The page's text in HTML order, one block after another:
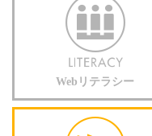
Webリテラシー